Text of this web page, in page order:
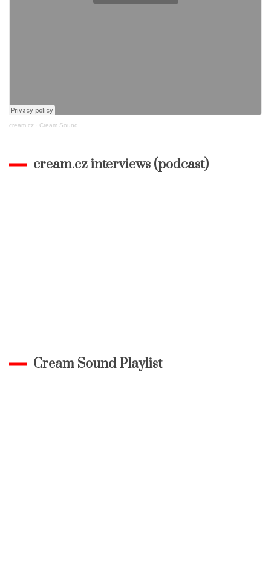
cream.cz · Cream Sound
cream.cz interviews (podcast)
Cream Sound Playlist